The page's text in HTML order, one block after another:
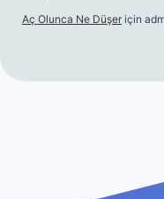
Aç Olunca Ne Düşer için